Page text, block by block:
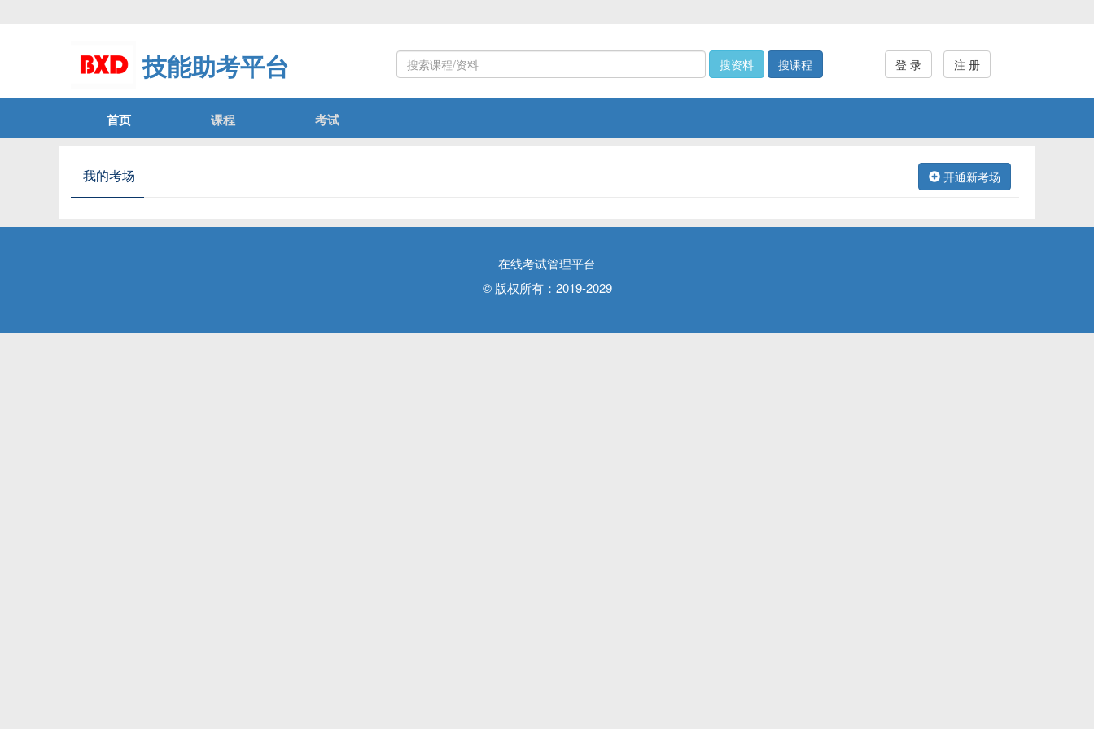
技能助考平台 搜资料 搜课程 登 录 注 册
首页 课程 考试
我的考场 开通新考场
在线考试管理平台
©版权所有：2019-2029